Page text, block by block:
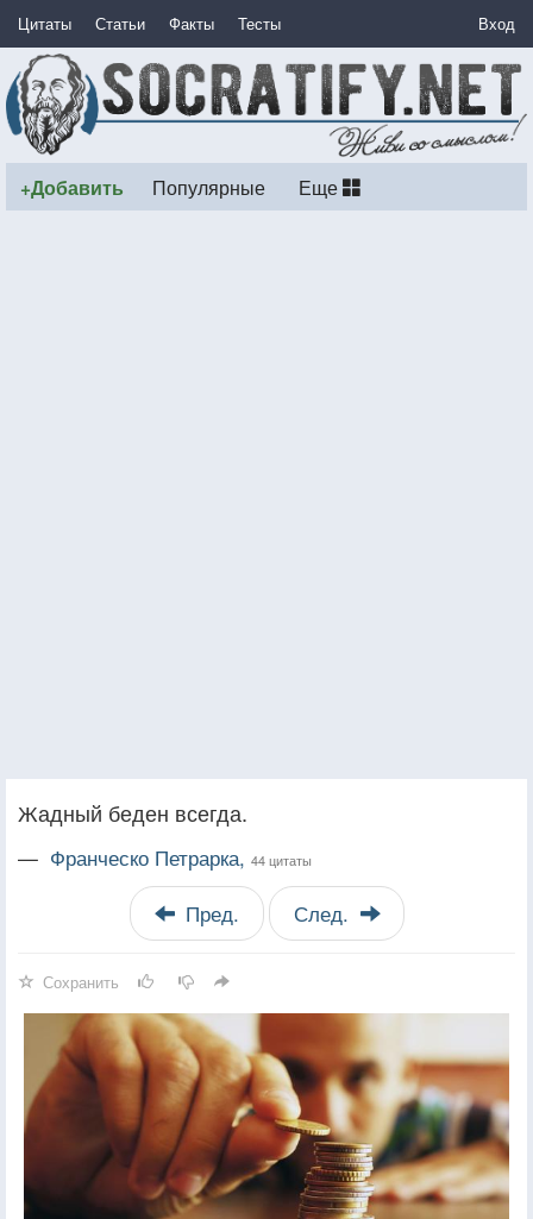
Цитаты Статьи Факты Тесты Вход
+Добавить Популярные Еще
Жадный беден всегда.
— Франческо Петрарка, 44 цитаты
Пред. След.
Сохранить